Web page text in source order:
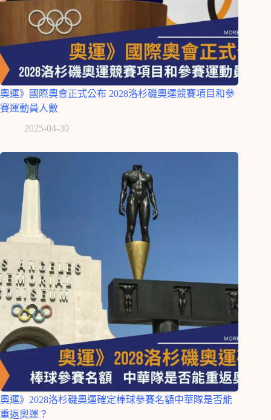
奧運》國際奧會正式公布 2028洛杉磯奧運競賽項目和參
賽運動員人數
2025-04-30
奧運》2028洛杉磯奧運確定棒球參賽名額中華隊是否能
重返奧運？